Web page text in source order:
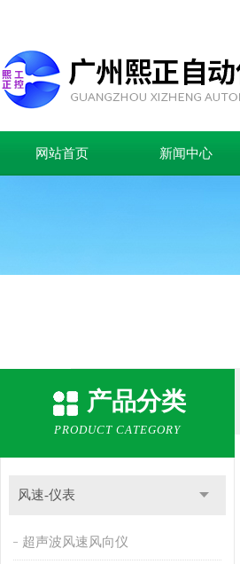
网站首页 新闻中心
产品分类
PRODUCT CATEGORY
风速-仪表
超声波风速风向仪